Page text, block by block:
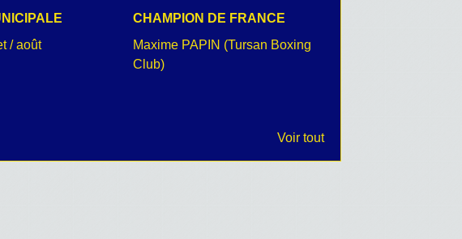
/ août
CHAMPION DE FRANCE
Maxime PAPIN (Tursan Boxing
Club)
Voir tout